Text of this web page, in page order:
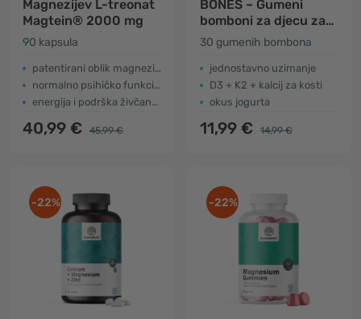
Magnezijev L-treonat
Magtein® 2000 mg
90 kapsula
patentirani oblik magnezija
normalno psihičko funkcioniranje
energija i podrška živčanom sustavu
40,99 € 45,99 €
BONES – Gumeni
bomboni za djecu za
kosti
30 gumenih bombona
jednostavno uzimanje
D3 + K2 + kalcij za kosti
okus jogurta
11,99 € 14,99 €
-22% -22%